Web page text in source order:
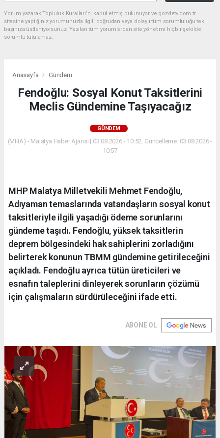
Yorum yazarak Topluluk Kuralları’nı kabul etmiş bulunuyor ve gozdetv.com.tr
sitesine yaptığınız yorumunuzla ilgili doğrudan veya dolaylı tüm sorumluluğu tek
başınıza üstleniyorsunuz. Yazılan tüm yorumlardan site yönetimi hiçbir şekilde
sorumlu tutulamaz.
Anasayfa Gündem
Fendoğlu: Sosyal Konut Taksitlerini
Meclis Gündemine Taşıyacağız
GÜNDEM
(MHA) - Malatya Haber Ajansı | 03.08.2026 - 10:52, Güncelleme: 03.08.2026 -
10:57
MHP Malatya Milletvekili Mehmet Fendoğlu,
Adıyaman temaslarında vatandaşların sosyal konut
taksitleriyle ilgili yaşadığı ödeme sorunlarını
gündeme taşıdı. Fendoğlu, yüksek taksitlerin
deprem bölgesindeki hak sahiplerini zorladığını
belirterek konunun TBMM gündemine getirileceğini
açıkladı. Fendoğlu ayrıca tütün üreticileri ve
esnafın taleplerini dinleyerek sorunların çözümü
için çalışmaların sürdürüleceğini ifade etti.
ABONE OL